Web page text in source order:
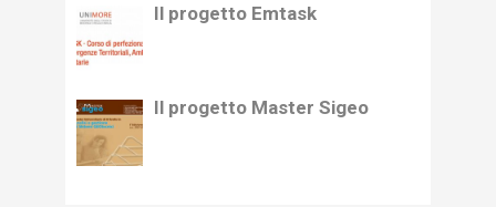
Il progetto Emtask
Il progetto Master Sigeo